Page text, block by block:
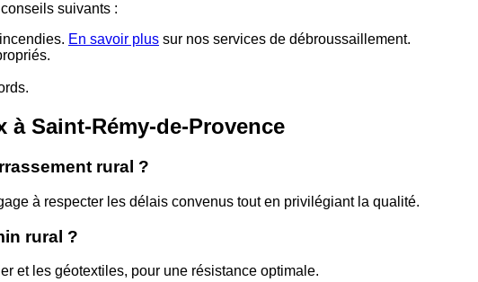
suivants :
En savoir plus sur nos services de débroussaillement.
Saint-Rémy-de-Provence
rural ?
à respecter les délais convenus tout en privilégiant la qualité.
rural ?
et les géotextiles, pour une résistance optimale.